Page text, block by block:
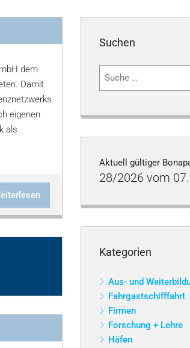
dem
Damit
eigenen
als
Suchen
Suchen
Aktuell gültiger
28/2026 vom
Kategorien
Aus- und
Fahrgastschifffahrt
Firmen
Forschung + Lehre
Häfen